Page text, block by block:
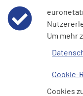
e360 Erklärung
Um mehr
Cookie-
Cookies